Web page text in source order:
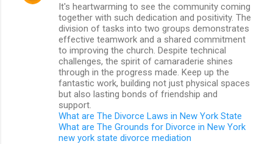
It's heartwarming to see the community coming
together with such dedication and positivity. The
division of tasks into two groups demonstrates
effective teamwork and a shared commitment
to improving the church. Despite technical
challenges, the spirit of camaraderie shines
through in the progress made. Keep up the
fantastic work, building not just physical spaces
but also lasting bonds of friendship and
support.
What are The Divorce Laws in New York State
What are The Grounds for Divorce in New York
new york state divorce mediation